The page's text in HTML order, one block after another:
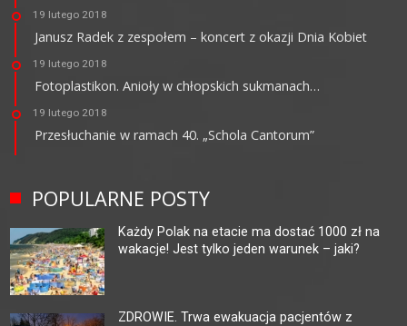
19 lutego 2018
Janusz Radek z zespołem – koncert z okazji Dnia Kobiet
19 lutego 2018
Fotoplastikon. Anioły w chłopskich sukmanach…
19 lutego 2018
Przesłuchanie w ramach 40. „Schola Cantorum”
POPULARNE POSTY
Każdy Polak na etacie ma dostać 1000 zł na
wakacje! Jest tylko jeden warunek – jaki?
ZDROWIE. Trwa ewakuacja pacjentów z